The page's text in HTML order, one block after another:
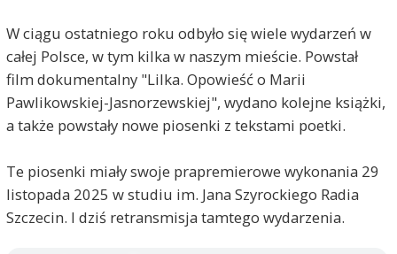
W ciągu ostatniego roku odbyło się wiele wydarzeń w
całej Polsce, w tym kilka w naszym mieście. Powstał
film dokumentalny "Lilka. Opowieść o Marii
Pawlikowskiej-Jasnorzewskiej", wydano kolejne książki,
a także powstały nowe piosenki z tekstami poetki.
Te piosenki miały swoje prapremierowe wykonania 29
listopada 2025 w studiu im. Jana Szyrockiego Radia
Szczecin. I dziś retransmisja tamtego wydarzenia.